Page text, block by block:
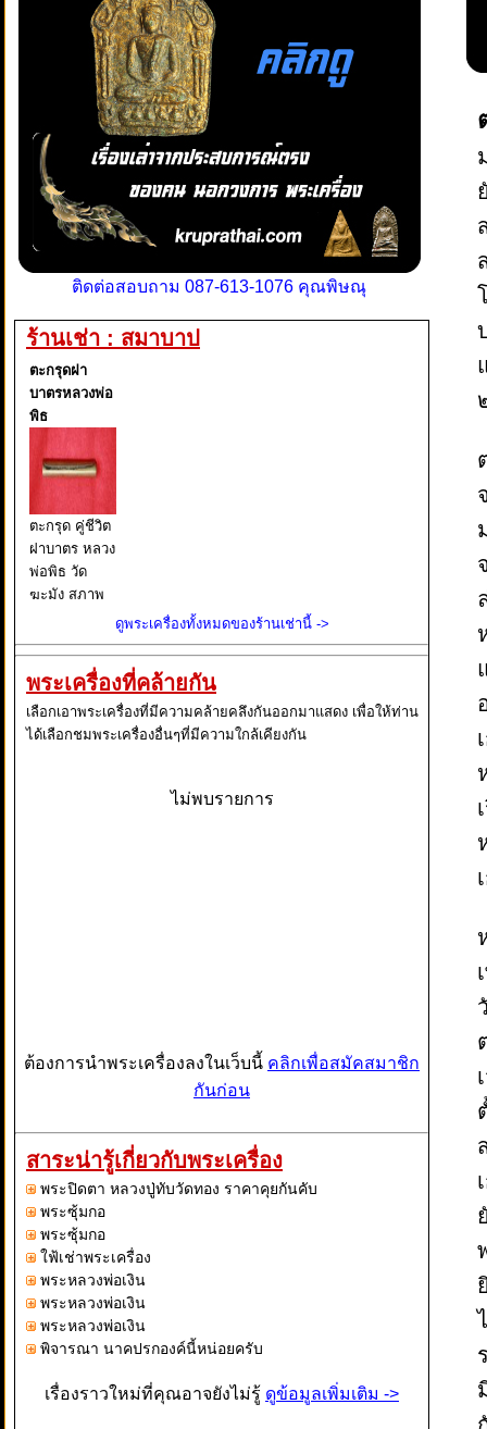
ติดต่อสอบถาม 087-613-1076 คุณพิษณุ
ร้านเช่า : สมาบาป
ตะกรุดฝา
บาตรหลวงพ่อ
พิธ
ตะกรุด คู่ชีวิต
ฝาบาตร หลวง
พ่อพิธ วัด
ฆะมัง สภาพ
เดิม ดูง่าย แท้
จาร(เดิม)ด้าน
นอก ด้วย
ยันต์อสิสัตติ
ดูพระเครื่องทั้งหมดของร้านเช่านี้ ->
พระเครื่องที่คล้ายกัน
เลือกเอาพระเครื่องที่มีความคล้ายคลึงกันออกมาแสดง เพื่อให้ท่าน
ได้เลือกชมพระเครื่องอื่นๆที่มีความใกล้เคียงกัน
ไม่พบรายการ
ต้องการนำพระเครื่องลงในเว็บนี้ คลิกเพื่อสมัคสมาชิก
กันก่อน
สาระน่ารู้เกี่ยวกับพระเครื่อง
พระปิดตา หลวงปู่ทับวัดทอง ราคาคุยกันคับ
พระซุ้มกอ
พระซุ้มกอ
ใฟ้เช่าพระเครื่อง
พระหลวงพ่อเงิน
พระหลวงพ่อเงิน
พระหลวงพ่อเงิน
พิจารณา นาคปรกองค์นี้หน่อยครับ
เรื่องราวใหม่ที่คุณอาจยังไม่รู้ ดูข้อมูลเพิ่มเติม ->